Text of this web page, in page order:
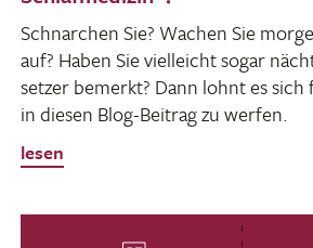
Schnar­chen Sie? Wachen Sie
auf? Haben Sie viel­leicht sogar
setzer bemerkt? Dann lohnt es sich
in diesen Blog-Beitrag zu werfen.
lesen